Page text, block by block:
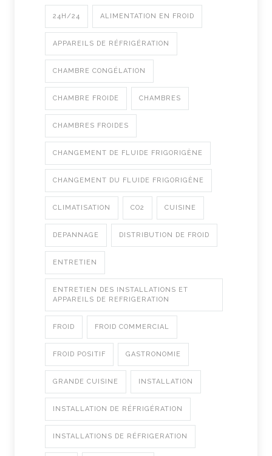
24H/24 ALIMENTATION EN FROID
APPAREILS DE RÉFRIGÉRATION
CHAMBRE CONGÉLATION
CHAMBRE FROIDE CHAMBRES
CHAMBRES FROIDES
CHANGEMENT DE FLUIDE FRIGORIGÈNE
CHANGEMENT DU FLUIDE FRIGORIGÈNE
CLIMATISATION CO2 CUISINE
DEPANNAGE DISTRIBUTION DE FROID
ENTRETIEN
ENTRETIEN DES INSTALLATIONS ET
APPAREILS DE REFRIGERATION
FROID FROID COMMERCIAL
FROID POSITIF GASTRONOMIE
GRANDE CUISINE INSTALLATION
INSTALLATION DE RÉFRIGÉRATION
INSTALLATIONS DE RÉFRIGERATION